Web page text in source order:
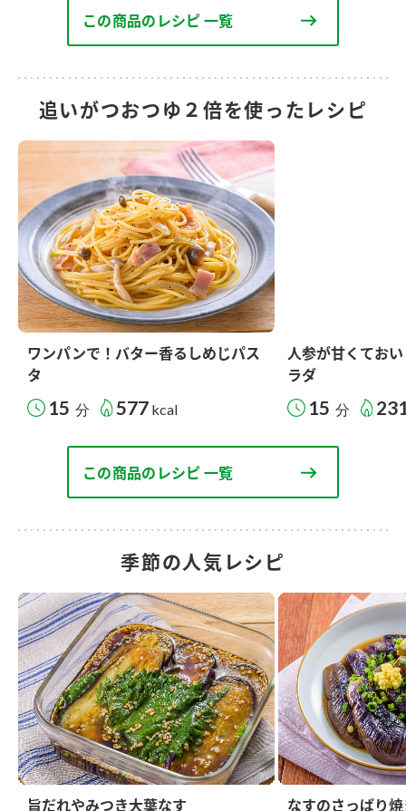
この商品のレシピ 一覧
追いがつおつゆ２倍を使ったレシピ
ワンパンで！バター香るしめじパス
タ
15 分 577 kcal
人参が甘くてお
ラダ
15 分
この商品のレシピ 一覧
季節の人気レシピ
旨だれやみつき大葉なす なすのさっぱり